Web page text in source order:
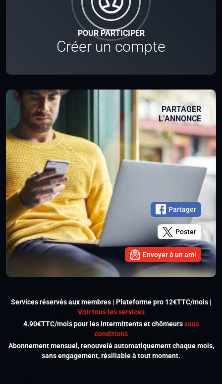
POUR PARTICIPER
Créer un compte
PARTAGER
L’ANNONCE
Partager
Poster
Envoyer à un ami
Services réservés aux membres | Plateforme pro 12€TTC/mois |
Voir tous les services
4.90€TTC/mois pour les intermittents et chômeurssous
conditions
Abonnement mensuel, renouvelé automatiquement chaque mois,
sans engagement, résiliable à tout moment.